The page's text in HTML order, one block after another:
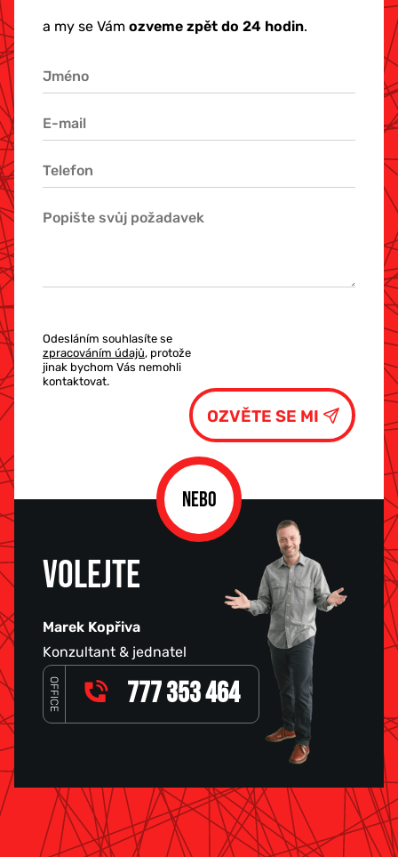
a my se Vám ozveme zpět do 24 hodin.
Odesláním souhlasíte se
zpracováním údajů, protože
jinak bychom Vás nemohli
kontaktovat.
NEBO
VOLEJTE
Marek Kopřiva
Konzultant & jednatel
OFFICE 777 353 464